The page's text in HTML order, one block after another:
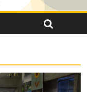
abre inscrições